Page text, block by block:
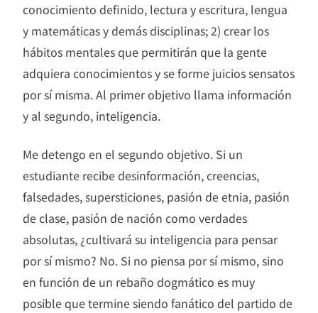
conocimiento definido, lectura y escritura, lengua
y matemáticas y demás disciplinas; 2) crear los
hábitos mentales que permitirán que la gente
adquiera conocimientos y se forme juicios sensatos
por sí misma. Al primer objetivo llama información
y al segundo, inteligencia.
Me detengo en el segundo objetivo. Si un
estudiante recibe desinformación, creencias,
falsedades, supersticiones, pasión de etnia, pasión
de clase, pasión de nación como verdades
absolutas, ¿cultivará su inteligencia para pensar
por sí mismo? No. Si no piensa por sí mismo, sino
en función de un rebaño dogmático es muy
posible que termine siendo fanático del partido de